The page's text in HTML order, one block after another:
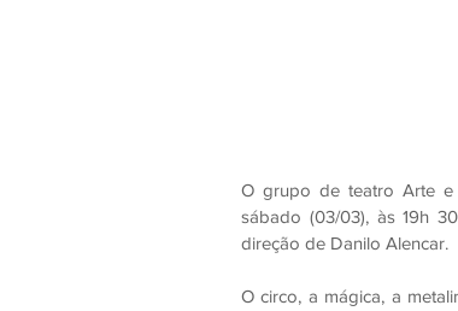
O grupo de teatro Arte e
sábado (03/03), às 19h
direção de Danilo Alencar.
O circo, a mágica, a